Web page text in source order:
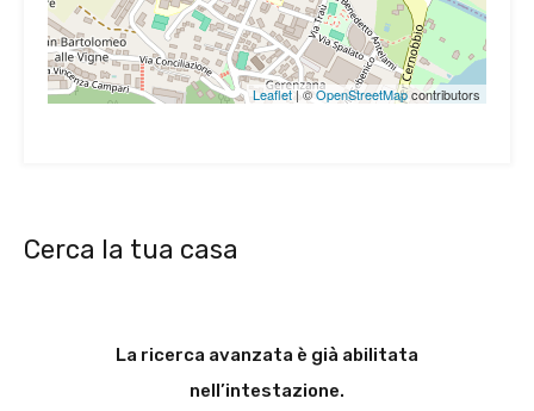
Leaflet| ©OpenStreetMapcontributors
Cerca la tua casa
La ricerca avanzata è già abilitata
nell’intestazione.